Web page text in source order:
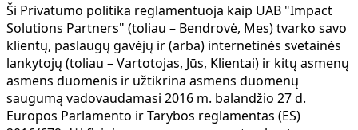
Ši Privatumo politika reglamentuoja kaip UAB "Impact
Solutions Partners" (toliau – Bendrovė, Mes) tvarko savo
klientų, paslaugų gavėjų ir (arba) internetinės svetainės
lankytojų (toliau – Vartotojas, Jūs, Klientai) ir kitų asmenų
asmens duomenis ir užtikrina asmens duomenų
saugumą vadovaudamasi 2016 m. balandžio 27 d.
Europos Parlamento ir Tarybos reglamentas (ES)